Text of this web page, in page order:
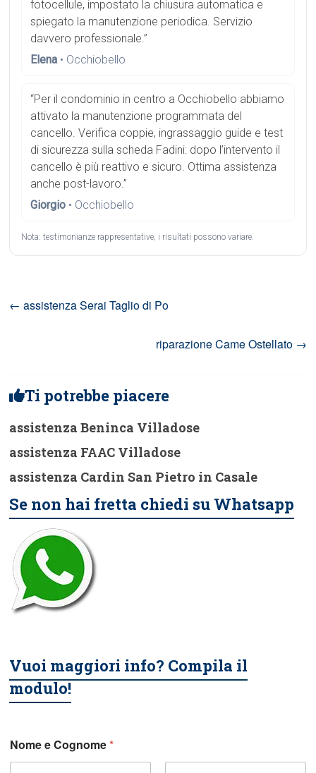
fotocellule, impostato la chiusura automatica e
spiegato la manutenzione periodica. Servizio
davvero professionale.”
Elena • Occhiobello
“Per il condominio in centro a Occhiobello abbiamo
attivato la manutenzione programmata del
cancello. Verifica coppie, ingrassaggio guide e test
di sicurezza sulla scheda Fadini: dopo l’intervento il
cancello è più reattivo e sicuro. Ottima assistenza
anche post-lavoro.”
Giorgio • Occhiobello
Nota: testimonianze rappresentative; i risultati possono variare.
← assistenza Serai Taglio di Po
riparazione Came Ostellato →
Ti potrebbe piacere
assistenza Beninca Villadose
assistenza FAAC Villadose
assistenza Cardin San Pietro in Casale
Se non hai fretta chiedi su Whatsapp
Vuoi maggiori info? Compila il
modulo!
Nome e Cognome*